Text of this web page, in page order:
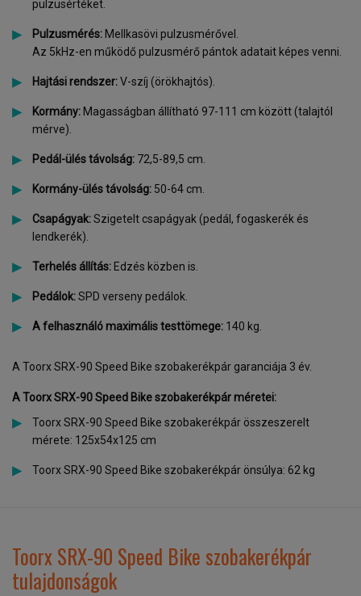
pulzusértéket.
Pulzusmérés: Mellkasövi pulzusmérővel.
Az 5kHz-en működő pulzusmérő pántok adatait képes venni.
Hajtási rendszer:V-szíj (örökhajtós).
Kormány: Magasságban állítható 97-111 cm között (talajtól
mérve).
Pedál-ülés távolság: 72,5-89,5 cm.
Kormány-ülés távolság: 50-64 cm.
Csapágyak:Szigetelt csapágyak (pedál, fogaskerék és
lendkerék).
Terhelés állítás: Edzés közben is.
Pedálok:SPD verseny pedálok.
A felhasználó maximális testtömege: 140 kg.
A Toorx SRX-90 Speed Bike szobakerékpár garanciája 3 év.
A Toorx SRX-90 Speed Bike szobakerékpárméretei:
Toorx SRX-90 Speed Bike szobakerékpár összeszerelt
mérete: 125x54x125 cm
Toorx SRX-90 Speed Bike szobakerékpár önsúlya: 62 kg
Toorx SRX-90 Speed Bike szobakerékpár
tulajdonságok